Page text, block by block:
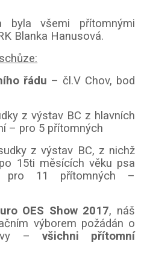
byla všemi přítomnými
Blanka Hanusová.
řádu – čl.V Chov, bod
z výstav BC z hlavních
– pro 5 přítomných
z výstav BC, z nichž
15ti měsících věku psa
11 přítomných –
OES Show 2017, náš
výborem požádán o
– všichni přítomní